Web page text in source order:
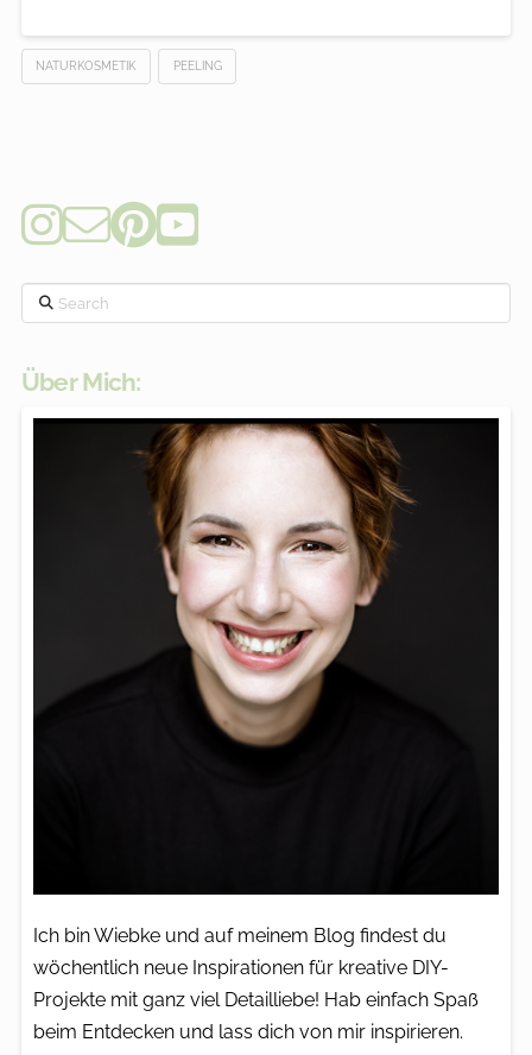
NATURKOSMETIK PEELING
Search
Über Mich:
Ich bin Wiebke und auf meinem Blog findest du
wöchentlich neue Inspirationen für kreative DIY-
Projekte mit ganz viel Detailliebe! Hab einfach Spaß
beim Entdecken und lass dich von mir inspirieren.